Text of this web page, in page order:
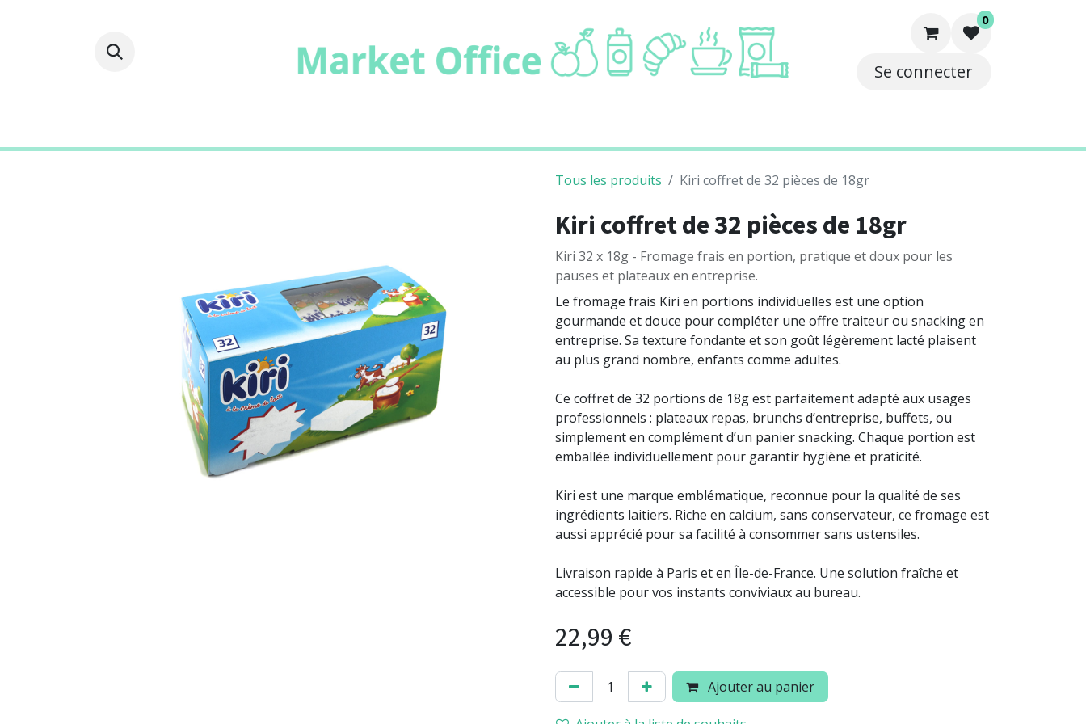
0
Se connecter
Tous les produits Kiri coffret de 32 pièces de 18gr
Kiri coffret de 32 pièces de 18gr
Kiri 32 x 18g - Fromage frais en portion, pratique et doux pour les
pauses et plateaux en entreprise.
Le fromage frais Kiri en portions individuelles est une option
gourmande et douce pour compléter une offre traiteur ou snacking en
entreprise. Sa texture fondante et son goût légèrement lacté plaisent
au plus grand nombre, enfants comme adultes.
Ce coffret de 32 portions de 18g est parfaitement adapté aux usages
professionnels : plateaux repas, brunchs d’entreprise, buffets, ou
simplement en complément d’un panier snacking. Chaque portion est
emballée individuellement pour garantir hygiène et praticité.
Kiri est une marque emblématique, reconnue pour la qualité de ses
ingrédients laitiers. Riche en calcium, sans conservateur, ce fromage est
aussi apprécié pour sa facilité à consommer sans ustensiles.
Livraison rapide à Paris et en Île-de-France. Une solution fraîche et
accessible pour vos instants conviviaux au bureau.
22,99 €
Ajouter au panier